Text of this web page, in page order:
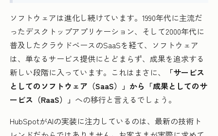
ソフトウェアは進化し続けています。1990年代に主流だ
ったデスクトップアプリケーション、そして2000年代に
普及したクラウドベースのSaaSを経て、ソフトウェア
は、単なるサービス提供にとどまらず、成果を追求する
新しい段階に入っています。これはまさに、
「サービス
としてのソフトウェア（SaaS）」から「成果としてのサ
ービス（RaaS）」 への移行と言えるでしょう。
HubSpotがAIの実装に注力しているのは、最新の技術ト